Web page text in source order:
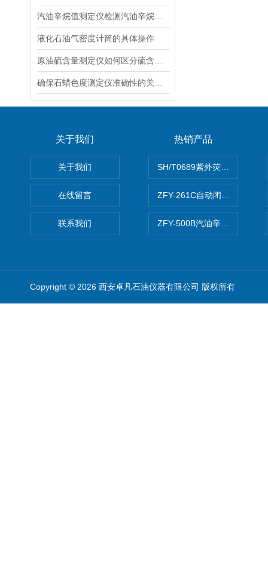
液化石油气密度计筒的具体操作
关于我们
关于我们
在线留言
联系我们
热销产品
SH/T0689紫外荧光测硫仪
ZFY-261C自动闭口闪点测定
ZFY-500B汽油辛烷值测定仪
Copyright © 2026 西安卓凡石油仪器有限公司 版权所有